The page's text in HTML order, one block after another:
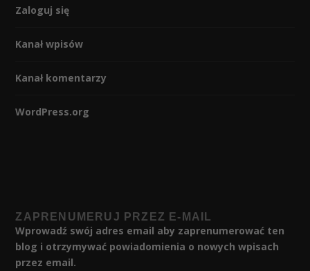
Zaloguj się
Kanał wpisów
Kanał komentarzy
WordPress.org
ZAPRENUMERUJ PRZEZ E-MAIL
Wprowadź swój adres email aby zaprenumerować ten
blog i otrzymywać powiadomienia o nowych wpisach
przez email.